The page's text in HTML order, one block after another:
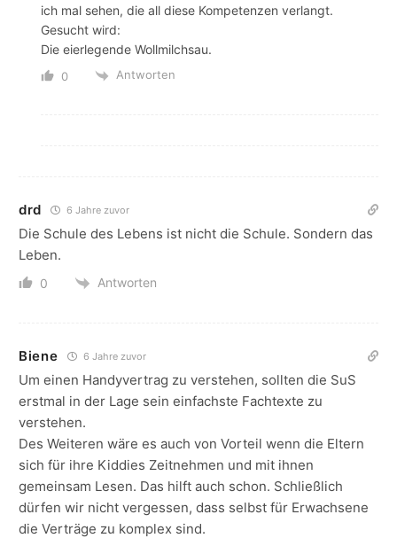
ich mal sehen, die all diese Kompetenzen verlangt.
Gesucht wird:
Die eierlegende Wollmilchsau.
0 Antworten
drd 6 Jahre zuvor
Die Schule des Lebens ist nicht die Schule. Sondern das
Leben.
0 Antworten
Biene 6 Jahre zuvor
Um einen Handyvertrag zu verstehen, sollten die SuS
erstmal in der Lage sein einfachste Fachtexte zu
verstehen.
Des Weiteren wäre es auch von Vorteil wenn die Eltern
sich für ihre Kiddies Zeitnehmen und mit ihnen
gemeinsam Lesen. Das hilft auch schon. Schließlich
dürfen wir nicht vergessen, dass selbst für Erwachsene
die Verträge zu komplex sind.